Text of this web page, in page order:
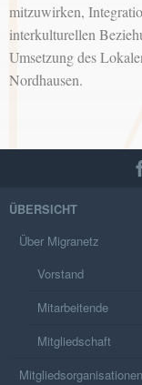
mitzuwirken,
interkulturellen
Umsetzung des
Nordhausen.
ÜBERSICHT
Über Migranetz
Vorstand
Mitarbeitende
Mitgliedschaft
Mitgliedsorganisationen